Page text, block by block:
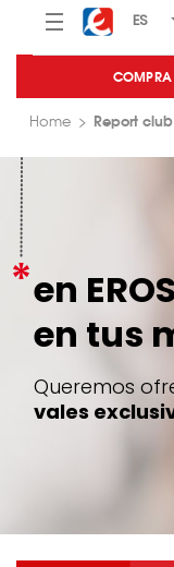
Menú Eroski
Home Report
en
en tus
Queremos
vales